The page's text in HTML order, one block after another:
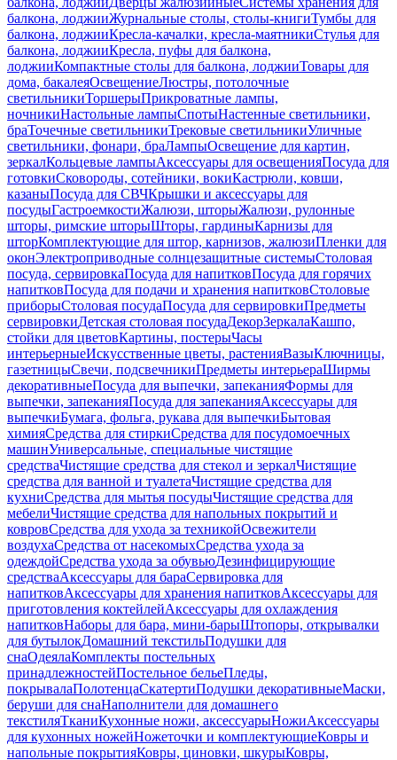
балкона, лоджииЖурнальные столы, столы-книгиТумбы для
балкона, лоджииКресла-качалки, кресла-маятникиСтулья для
балкона, лоджииКресла, пуфы для балкона,
лоджииКомпактные столы для балкона, лоджииТовары для
дома, бакалеяОсвещениеЛюстры, потолочные
светильникиТоршерыПрикроватные лампы,
ночникиНастольные лампыСпотыНастенные светильники,
браТочечные светильникиТрековые светильникиУличные
светильники, фонари, браЛампыОсвещение для картин,
зеркалКольцевые лампыАксессуары для освещенияПосуда для
готовкиСковороды, сотейники, вокиКастрюли, ковши,
казаныПосуда для СВЧКрышки и аксессуары для
посудыГастроемкостиЖалюзи, шторыЖалюзи, рулонные
шторы, римские шторыШторы, гардиныКарнизы для
шторКомплектующие для штор, карнизов, жалюзиПленки для
оконЭлектроприводные солнцезащитные системыСтоловая
посуда, сервировкаПосуда для напитковПосуда для горячих
напитковПосуда для подачи и хранения напитковСтоловые
приборыСтоловая посудаПосуда для сервировкиПредметы
сервировкиДетская столовая посудаДекорЗеркалаКашпо,
стойки для цветовКартины, постерыЧасы
интерьерныеИскусственные цветы, растенияВазыКлючницы,
газетницыСвечи, подсвечникиПредметы интерьераШирмы
декоративныеПосуда для выпечки, запеканияФормы для
выпечки, запеканияПосуда для запеканияАксессуары для
выпечкиБумага, фольга, рукава для выпечкиБытовая
химияСредства для стиркиСредства для посудомоечных
машинУниверсальные, специальные чистящие
средстваЧистящие средства для стекол и зеркалЧистящие
средства для ванной и туалетаЧистящие средства для
кухниСредства для мытья посудыЧистящие средства для
мебелиЧистящие средства для напольных покрытий и
ковровСредства для ухода за техникойОсвежители
воздухаСредства от насекомыхСредства ухода за
одеждойСредства ухода за обувьюДезинфицирующие
средстваАксессуары для бараСервировка для
напитковАксессуары для хранения напитковАксессуары для
приготовления коктейлейАксессуары для охлаждения
напитковНаборы для бара, мини-барыШтопоры, открывалки
для бутылокДомашний текстильПодушки для
снаОдеялаКомплекты постельных
принадлежностейПостельное бельеПледы,
покрывалаПолотенцаСкатертиПодушки декоративныеМаски,
беруши для снаНаполнители для домашнего
текстиляТканиКухонные ножи, аксессуарыНожиАксессуары
для кухонных ножейНожеточки и комплектующиеКовры и
напольные покрытияКовры, циновки, шкурыКовры,